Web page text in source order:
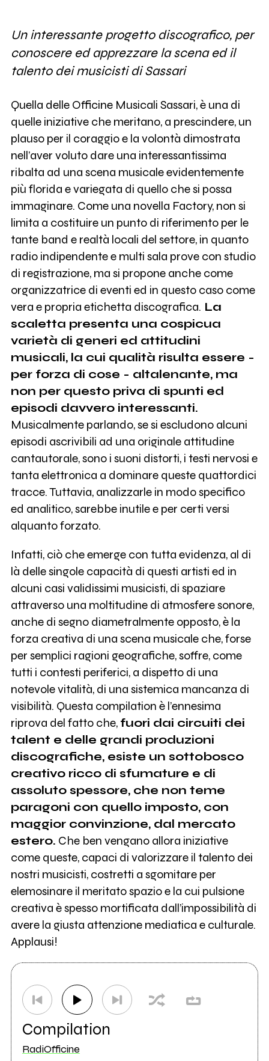
Un interessante progetto discografico, per
conoscere ed apprezzare la scena ed il
talento dei musicisti di Sassari
Quella delle Officine Musicali Sassari, è una di
quelle iniziative che meritano, a prescindere, un
plauso per il coraggio e la volontà dimostrata
nell’aver voluto dare una interessantissima
ribalta ad una scena musicale evidentemente
più florida e variegata di quello che si possa
immaginare. Come una novella Factory, non si
limita a costituire un punto di riferimento per le
tante band e realtà locali del settore, in quanto
radio indipendente e multi sala prove con studio
di registrazione, ma si propone anche come
organizzatrice di eventi ed in questo caso come
vera e propria etichetta discografica. La
scaletta presenta una cospicua
varietà di generi ed attitudini
musicali, la cui qualità risulta essere -
per forza di cose - altalenante, ma
non per questo priva di spunti ed
episodi davvero interessanti.
Musicalmente parlando, se si escludono alcuni
episodi ascrivibili ad una originale attitudine
cantautorale, sono i suoni distorti, i testi nervosi e
tanta elettronica a dominare queste quattordici
tracce. Tuttavia, analizzarle in modo specifico
ed analitico, sarebbe inutile e per certi versi
alquanto forzato.
Infatti, ciò che emerge con tutta evidenza, al di
là delle singole capacità di questi artisti ed in
alcuni casi validissimi musicisti, di spaziare
attraverso una moltitudine di atmosfere sonore,
anche di segno diametralmente opposto, è la
forza creativa di una scena musicale che, forse
per semplici ragioni geografiche, soffre, come
tutti i contesti periferici, a dispetto di una
notevole vitalità, di una sistemica mancanza di
visibilità. Questa compilation è l’ennesima
riprova del fatto che, fuori dai circuiti dei
talent e delle grandi produzioni
discografiche, esiste un sottobosco
creativo ricco di sfumature e di
assoluto spessore, che non teme
paragoni con quello imposto, con
maggior convinzione, dal mercato
estero. Che ben vengano allora iniziative
come queste, capaci di valorizzare il talento dei
nostri musicisti, costretti a sgomitare per
elemosinare il meritato spazio e la cui pulsione
creativa è spesso mortificata dall’impossibilità di
avere la giusta attenzione mediatica e culturale.
Applausi!
Compilation
RadiOfficine